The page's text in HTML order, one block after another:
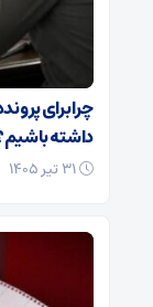
چرا برای
داشته